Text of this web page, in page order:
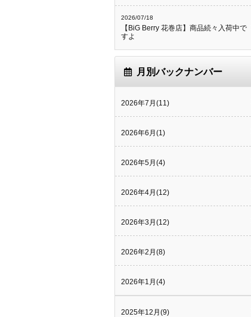
2026/07/18
【BiG Berry 花巻店】商品続々入荷中で
すよ
月別バックナンバー
2026年7月(11)
2026年6月(1)
2026年5月(4)
2026年4月(12)
2026年3月(12)
2026年2月(8)
2026年1月(4)
2025年12月(9)